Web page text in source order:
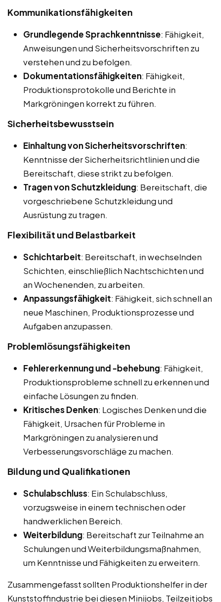
Kommunikationsfähigkeiten
Grundlegende Sprachkenntnisse: Fähigkeit,
Anweisungen und Sicherheitsvorschriften zu
verstehen und zu befolgen.
Dokumentationsfähigkeiten: Fähigkeit,
Produktionsprotokolle und Berichte in
Markgröningen korrekt zu führen.
Sicherheitsbewusstsein
Einhaltung von Sicherheitsvorschriften:
Kenntnisse der Sicherheitsrichtlinien und die
Bereitschaft, diese strikt zu befolgen.
Tragen von Schutzkleidung: Bereitschaft, die
vorgeschriebene Schutzkleidung und
Ausrüstung zu tragen.
Flexibilität und Belastbarkeit
Schichtarbeit: Bereitschaft, in wechselnden
Schichten, einschließlich Nachtschichten und
an Wochenenden, zu arbeiten.
Anpassungsfähigkeit: Fähigkeit, sich schnell an
neue Maschinen, Produktionsprozesse und
Aufgaben anzupassen.
Problemlösungsfähigkeiten
Fehlererkennung und -behebung: Fähigkeit,
Produktionsprobleme schnell zu erkennen und
einfache Lösungen zu finden.
Kritisches Denken: Logisches Denken und die
Fähigkeit, Ursachen für Probleme in
Markgröningen zu analysieren und
Verbesserungsvorschläge zu machen.
Bildung und Qualifikationen
Schulabschluss: Ein Schulabschluss,
vorzugsweise in einem technischen oder
handwerklichen Bereich.
Weiterbildung: Bereitschaft zur Teilnahme an
Schulungen und Weiterbildungsmaßnahmen,
um Kenntnisse und Fähigkeiten zu erweitern.
Zusammengefasst sollten Produktionshelfer in der
Kunststoffindustrie bei diesen Minijobs, Teilzeitjobs